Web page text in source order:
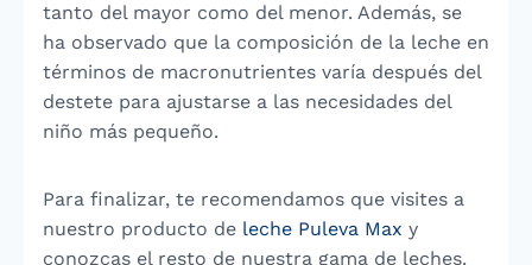
tanto del mayor como del menor. Además, se
ha observado que la composición de la leche en
términos de macronutrientes varía después del
destete para ajustarse a las necesidades del
niño más pequeño.
Para finalizar, te recomendamos que visites a
nuestro producto de leche Puleva Max y
conozcas el resto de nuestra gama de leches.